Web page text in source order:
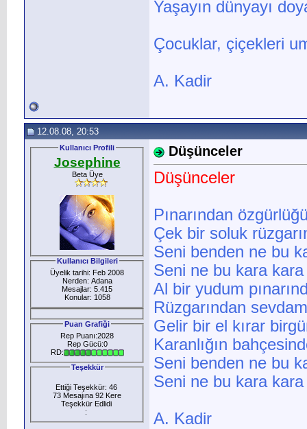
Yaşayın dünyayı
Çocuklar, çiçekleri
A. Kadir
12.08.08, 20:53
Kullanıcı Profili
Josephine
Beta Üye
Kullanıcı Bilgileri
Üyelik tarihi: Feb 2008
Nerden: Adana
Mesajlar: 5.415
Konular: 1058
Puan Grafiği
Rep Puanı:2028
Rep Gücü:0
RD:
Teşekkür
Ettiği Teşekkür: 46
73 Mesajına 92 Kere
Teşekkür Edlidi
:
Düşünceler
Düşünceler
Pınarından
Çek bir soluk
Seni benden ne bu
Seni ne bu kara
Al bir yudum
Rüzgarından
Gelir bir el kırar
Karanlığın
Seni benden ne bu
Seni ne bu kara
A. Kadir